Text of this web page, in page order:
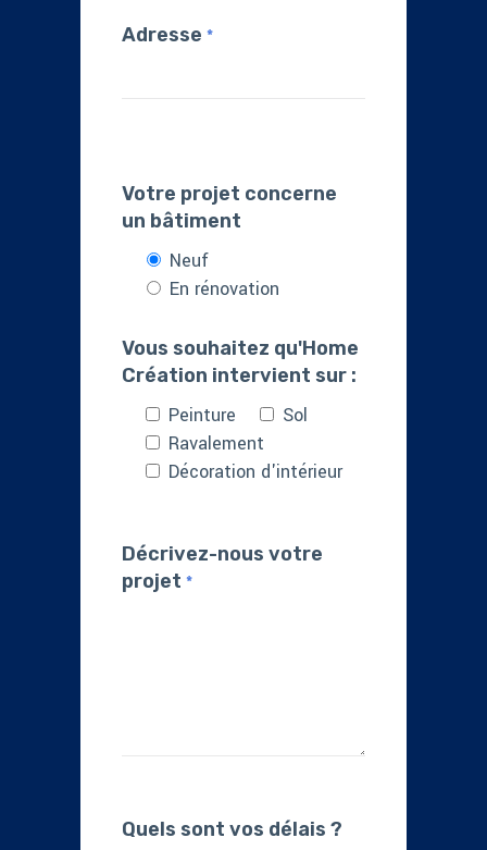
Adresse*
Votre projet concerne
un bâtiment
Neuf
En rénovation
Vous souhaitez qu'Home
Création intervient sur :
Peinture
Sol
Ravalement
Décoration d'intérieur
Décrivez-nous votre
projet*
Quels sont vos délais ?